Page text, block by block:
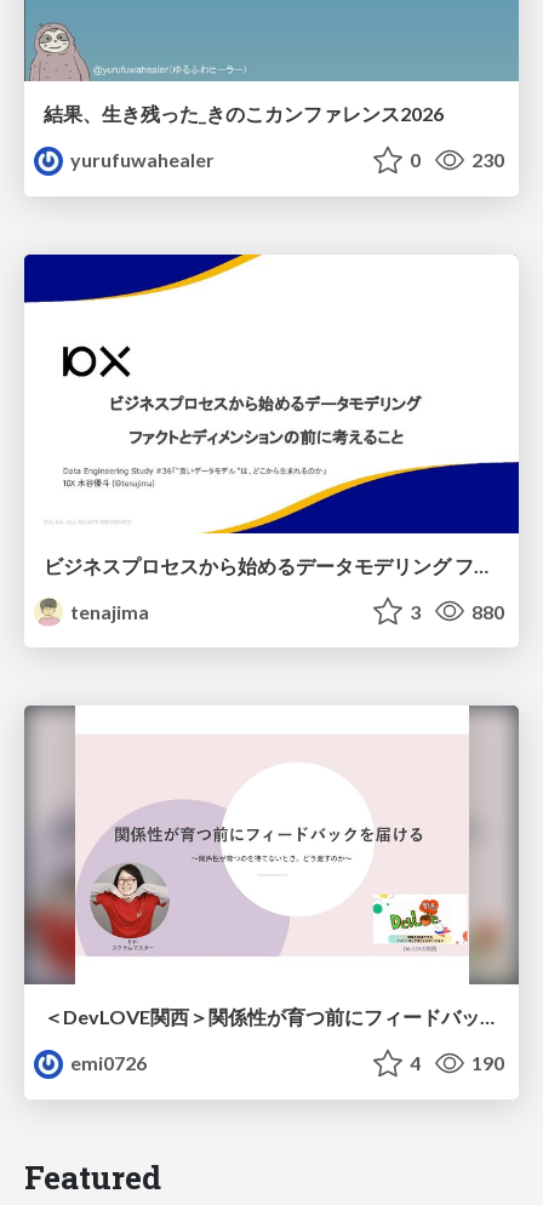
結果、生き残った_きのこカンファレンス2026
yurufuwahealer
0 230
tenajima
3 880
＜DevLOVE関西＞関係性が育つ前にフィードバックを届ける ～関係性が育つのを待てないとき、どう渡すのか～
emi0726
4 190
Featured